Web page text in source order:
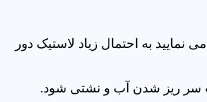
به احتمال زیاد لاستیک دور
سبب سر ریز شدن آب و نشتی شود.